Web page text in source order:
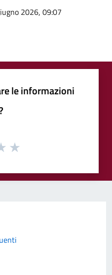
2026, 09:07
le informazioni